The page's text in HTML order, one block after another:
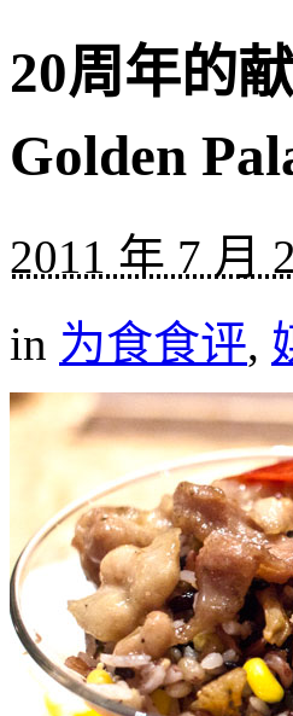
20周年的
Golden
2011 年 7 月
in 为食食评,